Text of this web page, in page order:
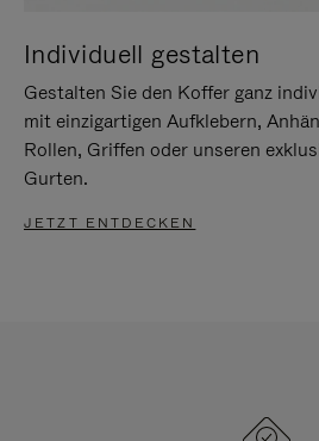
Individuell gestalten
Gestalten Sie den Koffer ganz
mit einzigartigen Aufklebern,
Rollen, Griffen oder unseren
Gurten.
JETZT ENTDECKEN